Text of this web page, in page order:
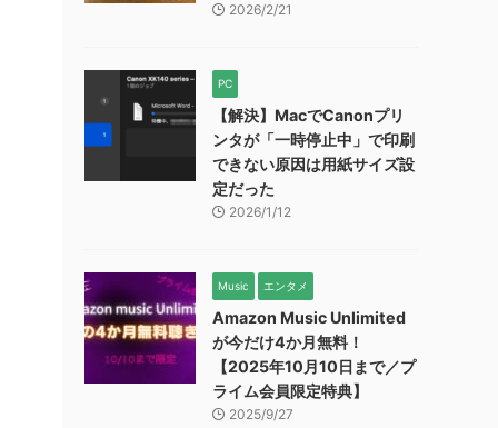
2026/2/21
PC
【解決】MacでCanonプリ
ンタが「一時停止中」で印刷
できない原因は用紙サイズ設
定だった
2026/1/12
Music エンタメ
Amazon Music Unlimited
が今だけ4か月無料！
【2025年10月10日まで／プ
ライム会員限定特典】
2025/9/27